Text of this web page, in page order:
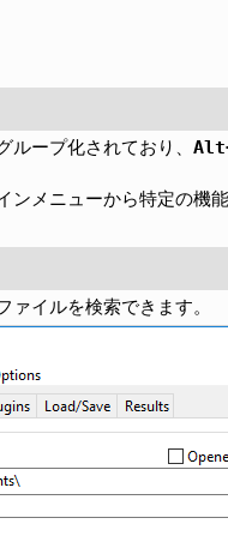
ループ化されており、
ンメニューから特定の機
ァイルを検索できます。